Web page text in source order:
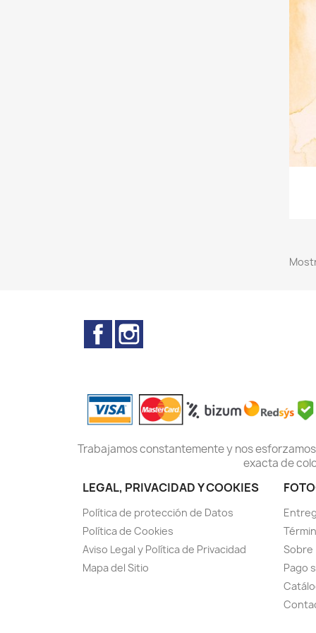
Facebook
Trabajamos constantemente y nos
exacta de
LEGAL, PRIVACIDAD Y COOKIES
Política de protección de Datos
Política de Cookies
Aviso Legal y Política de Privacidad
Mapa del Sitio
Pago